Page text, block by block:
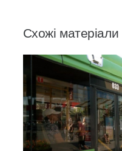
Схожі матеріали